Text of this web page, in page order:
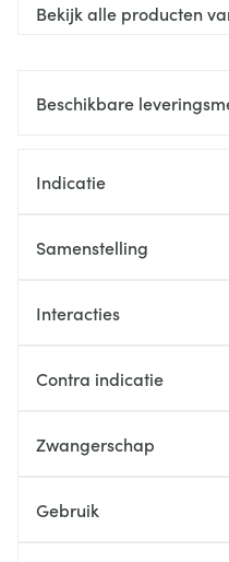
Bekijk alle producten
Beschikbare
Indicatie
Samenstelling
Interacties
Contra indicatie
Zwangerschap
Gebruik